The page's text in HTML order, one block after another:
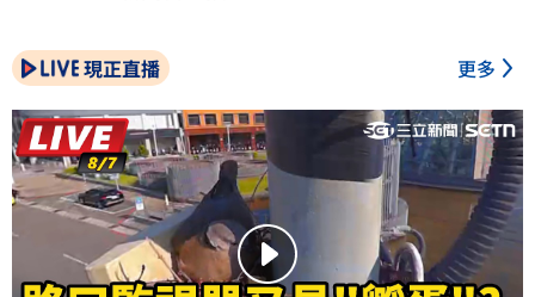
現正直播 更多